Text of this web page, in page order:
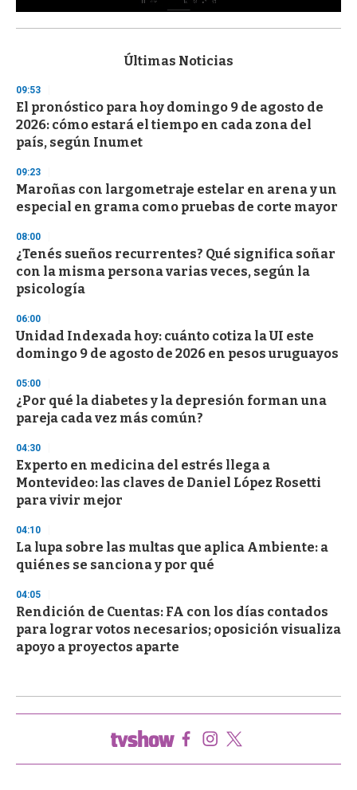
s
d
s
o
f
3
s
e
c
o
d
Últimas Noticias
09:53
El pronóstico para hoy domingo 9 de agosto de
2026: cómo estará el tiempo en cada zona del
país, según Inumet
09:23
Maroñas con largometraje estelar en arena y un
especial en grama como pruebas de corte mayor
08:00
¿Tenés sueños recurrentes? Qué significa soñar
con la misma persona varias veces, según la
psicología
06:00
Unidad Indexada hoy: cuánto cotiza la UI este
domingo 9 de agosto de 2026 en pesos uruguayos
05:00
¿Por qué la diabetes y la depresión forman una
pareja cada vez más común?
04:30
Experto en medicina del estrés llega a
Montevideo: las claves de Daniel López Rosetti
para vivir mejor
04:10
La lupa sobre las multas que aplica Ambiente: a
quiénes se sanciona y por qué
04:05
Rendición de Cuentas: FA con los días contados
para lograr votos necesarios; oposición visualiza
apoyo a proyectos aparte